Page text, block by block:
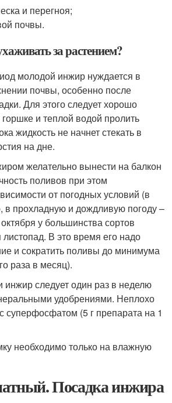
и перегноя;
почвы.
за растением?
молодой инжир нуждается в
почвы, особенно после
Для этого следует хорошо
и теплой водой пролить
жидкость не начнет стекать в
на дне.
желательно вынести на балкон
поливов при этом
от погодных условий (в
в прохладную и дождливую погоду –
у большинства сортов
В это время его надо
и сократить поливы до минимума
раза в месяц).
инжир следует один раз в неделю
удобрениями. Неплохо
суперфосфатом (5 г препарата на 1
необходимо только на влажную
Посадка инжира